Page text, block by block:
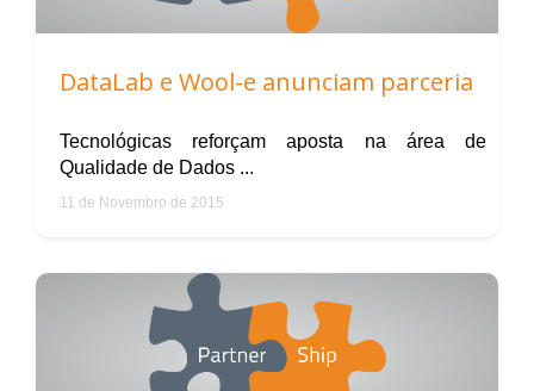
DataLab e Wool-e anunciam parceria
Tecnológicas reforçam aposta na área de
Qualidade de Dados ...
11 de Novembro de 2015